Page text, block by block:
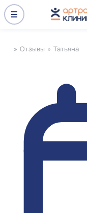
» Отзывы » Татьяна